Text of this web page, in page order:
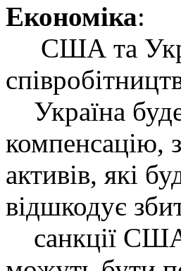
Економіка:
США та
Україна
компенсацію,
активів, які
відшкодує
санкції